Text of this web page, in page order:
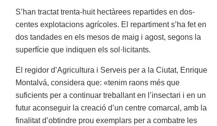
S’han tractat trenta-huit hectàrees repartides en dos-
centes explotacions agrícoles. El repartiment s’ha fet en
dos tandades en els mesos de maig i agost, segons la
superfície que indiquen els sol·licitants.
El regidor d’Agricultura i Serveis per a la Ciutat, Enrique
Montalvá, considera que: «tenim raons més que
suficients per a continuar treballant en l’insectari i en un
futur aconseguir la creació d’un centre comarcal, amb la
finalitat d’obtindre prou exemplars per a combatre les